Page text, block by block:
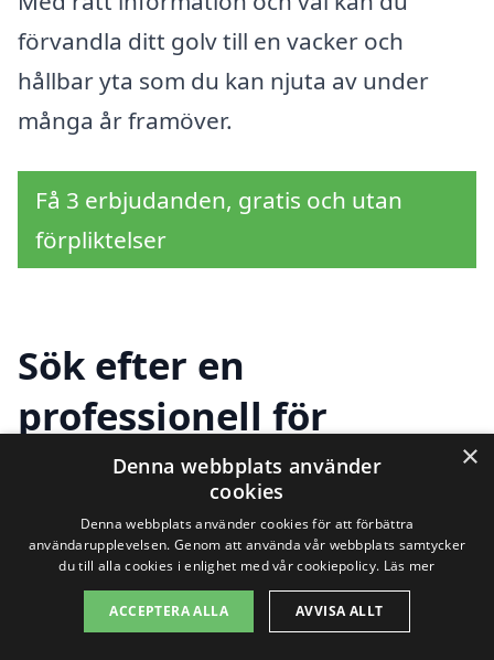
förvandla ditt golv till en vacker och
hållbar yta som du kan njuta av under
många år framöver.
Få 3 erbjudanden, gratis och utan
förpliktelser
Sök efter en
professionell för
golvslipning i andra
städer nära Forsvik
Att hitta en pålitlig och professionell tjänst
golvslipning i Forsvikkan ibland
×
Denna webbplats använder
cookies
Denna webbplats använder cookies för att förbättra
användarupplevelsen. Genom att använda vår webbplats samtycker
du till alla cookies i enlighet med vår cookiepolicy. Läs mer
ACCEPTERA ALLA AVVISA ALLT